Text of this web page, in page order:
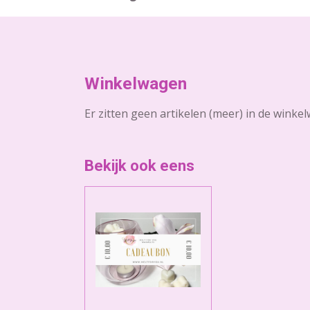
Winkelwagen
Er zitten geen artikelen (meer) in de
Bekijk ook eens